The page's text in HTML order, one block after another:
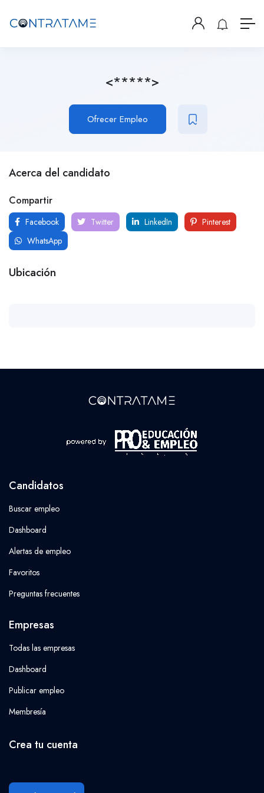
<*****>
Ofrecer Empleo
Acerca del candidato
Compartir
Facebook Twitter LinkedIn
Pinterest
WhatsApp
Ubicación
Candidatos
Buscar empleo
Dashboard
Alertas de empleo
Favoritos
Preguntas frecuentes
Empresas
Todas las empresas
Dashboard
Publicar empleo
Membresía
Crea tu cuenta